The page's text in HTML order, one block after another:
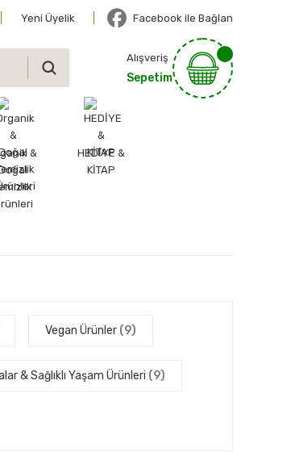
Yeni Üyelik Facebook ile Bağlan
Alışveriş
Sepetim
&
HEDİYE &
KİTAP
Vegan Ürünler (9)
& Sağlıklı Yaşam Ürünleri (9)